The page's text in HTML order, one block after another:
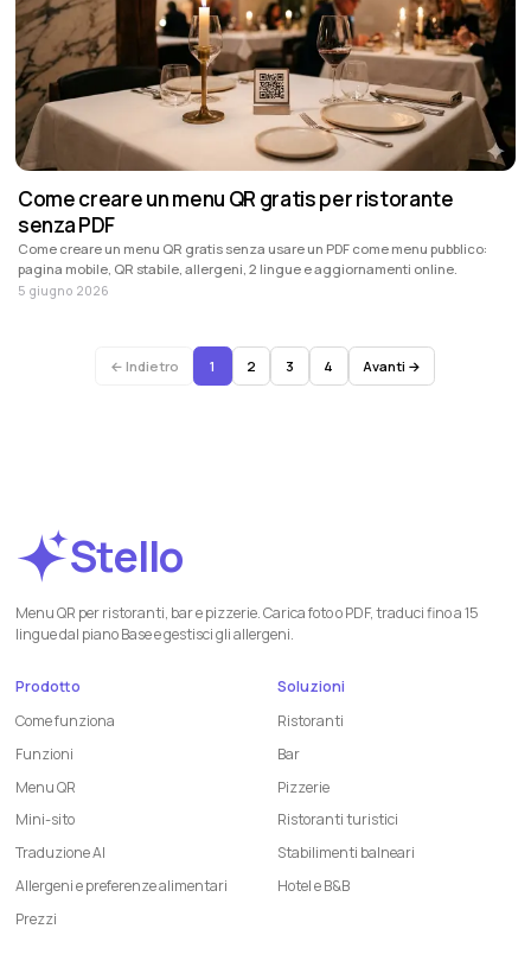
Come creare un menu QR gratis per ristorante
senza PDF
Come creare un menu QR gratis senza usare un PDF come menu pubblico:
pagina mobile, QR stabile, allergeni, 2 lingue e aggiornamenti online.
5 giugno 2026
← Indietro 1 2 3 4 Avanti →
Stello
Menu QR per ristoranti, bar e pizzerie. Carica foto o PDF, traduci fino a 15
lingue dal piano Base e gestisci gli allergeni.
Prodotto
Come funziona
Funzioni
Menu QR
Mini-sito
Traduzione AI
Allergeni e preferenze alimentari
Prezzi
Soluzioni
Ristoranti
Bar
Pizzerie
Ristoranti turistici
Stabilimenti balneari
Hotel e B&B